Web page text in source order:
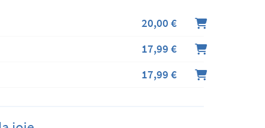
20,00 €
17,99 €
17,99 €